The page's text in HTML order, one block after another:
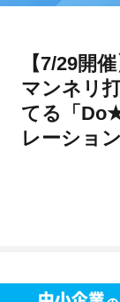
【7/29開
マンネリ
てる「
レーショ